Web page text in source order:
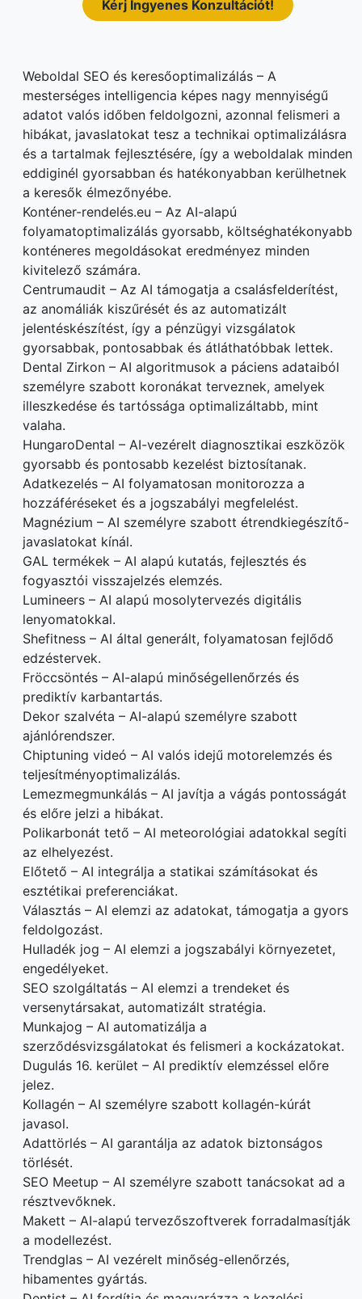
Kérj Ingyenes Konzultációt!
Weboldal SEO és keresőoptimalizálás – A
mesterséges intelligencia képes nagy mennyiségű
adatot valós időben feldolgozni, azonnal felismeri a
hibákat, javaslatokat tesz a technikai optimalizálásra
és a tartalmak fejlesztésére, így a weboldalak minden
eddiginél gyorsabban és hatékonyabban kerülhetnek
a keresők élmezőnyébe.
Konténer-rendelés.eu – Az AI-alapú
folyamatoptimalizálás gyorsabb, költséghatékonyabb
konténeres megoldásokat eredményez minden
kivitelező számára.
Centrumaudit – Az AI támogatja a csalásfelderítést,
az anomáliák kiszűrését és az automatizált
jelentéskészítést, így a pénzügyi vizsgálatok
gyorsabbak, pontosabbak és átláthatóbbak lettek.
Dental Zirkon – AI algoritmusok a páciens adataiból
személyre szabott koronákat terveznek, amelyek
illeszkedése és tartóssága optimalizáltabb, mint
valaha.
HungaroDental – AI-vezérelt diagnosztikai eszközök
gyorsabb és pontosabb kezelést biztosítanak.
Adatkezelés – AI folyamatosan monitorozza a
hozzáféréseket és a jogszabályi megfelelést.
Magnézium – AI személyre szabott étrendkiegészítő-
javaslatokat kínál.
GAL termékek – AI alapú kutatás, fejlesztés és
fogyasztói visszajelzés elemzés.
Lumineers – AI alapú mosolytervezés digitális
lenyomatokkal.
Shefitness – AI által generált, folyamatosan fejlődő
edzéstervek.
Fröccsöntés – AI-alapú minőségellenőrzés és
prediktív karbantartás.
Dekor szalvéta – AI-alapú személyre szabott
ajánlórendszer.
Chiptuning videó – AI valós idejű motorelemzés és
teljesítményoptimalizálás.
Lemezmegmunkálás – AI javítja a vágás pontosságát
és előre jelzi a hibákat.
Polikarbonát tető – AI meteorológiai adatokkal segíti
az elhelyezést.
Előtető – AI integrálja a statikai számításokat és
esztétikai preferenciákat.
Választás – AI elemzi az adatokat, támogatja a gyors
feldolgozást.
Hulladék jog – AI elemzi a jogszabályi környezetet,
engedélyeket.
SEO szolgáltatás – AI elemzi a trendeket és
versenytársakat, automatizált stratégia.
Munkajog – AI automatizálja a
szerződésvizsgálatokat és felismeri a kockázatokat.
Dugulás 16. kerület – AI prediktív elemzéssel előre
jelez.
Kollagén – AI személyre szabott kollagén-kúrát
javasol.
Adattörlés – AI garantálja az adatok biztonságos
törlését.
SEO Meetup – AI személyre szabott tanácsokat ad a
résztvevőknek.
Makett – AI-alapú tervezőszoftverek forradalmasítják
a modellezést.
Trendglas – AI vezérelt minőség-ellenőrzés,
hibamentes gyártás.